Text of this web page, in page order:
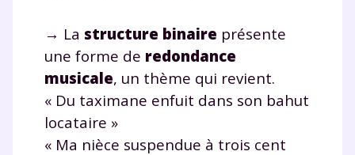
→ La structure binaire présente
une forme de redondance
musicale, un thème qui revient.
« Du taximane enfuit dans son bahut
locataire »
« Ma nièce suspendue à trois cent